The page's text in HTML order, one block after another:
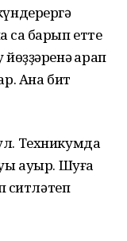
барып етте
ҡарап
Ана бит
Техникумда
ауыр. Шуға
ситлəтеп